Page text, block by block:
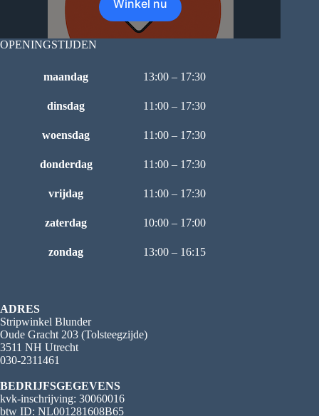
Winkel nu
OPENINGSTIJDEN
maandag 13:00 – 17:30
dinsdag 11:00 – 17:30
woensdag 11:00 – 17:30
donderdag 11:00 – 17:30
vrijdag 11:00 – 17:30
zaterdag 10:00 – 17:00
zondag 13:00 – 16:15
ADRES
Stripwinkel Blunder
Oude Gracht 203 (Tolsteegzijde)
3511 NH Utrecht
030-2311461
BEDRIJFSGEGEVENS
kvk-inschrijving: 30060016
btw ID: NL001281608B65